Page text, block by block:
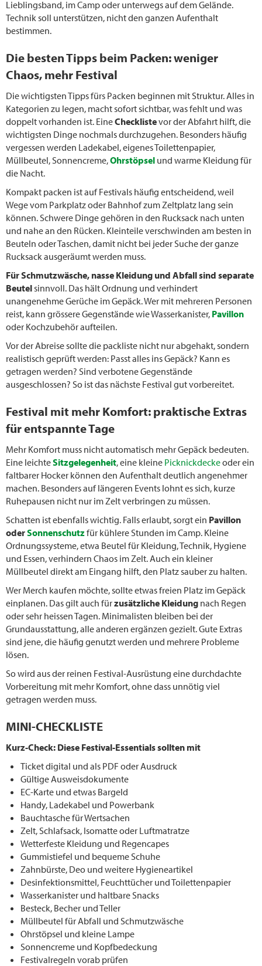
Lieblingsband, im Camp oder unterwegs auf dem Gelände.
Technik soll unterstützen, nicht den ganzen Aufenthalt
bestimmen.
Die besten Tipps beim Packen: weniger
Chaos, mehr Festival
Die wichtigsten Tipps fürs Packen beginnen mit Struktur. Alles in
Kategorien zu legen, macht sofort sichtbar, was fehlt und was
doppelt vorhanden ist. EineChecklistevor der Abfahrt hilft, die
wichtigsten Dinge nochmals durchzugehen. Besonders häufig
vergessen werden Ladekabel, eigenes Toilettenpapier,
Müllbeutel, Sonnencreme,Ohrstöpsel und warme Kleidung für
die Nacht.
Kompakt packen ist auf Festivals häufig entscheidend, weil
Wege vom Parkplatz oder Bahnhof zum Zeltplatz lang sein
können. Schwere Dinge gehören in den Rucksack nach unten
und nahe an den Rücken. Kleinteile verschwinden am besten in
Beuteln oder Taschen, damit nicht bei jeder Suche der ganze
Rucksack ausgeräumt werden muss.
Für Schmutzwäsche, nasse Kleidung und Abfall sind separate
Beutel sinnvoll. Das hält Ordnung und verhindert
unangenehme Gerüche im Gepäck. Wer mit mehreren Personen
reist, kann grössere Gegenstände wie Wasserkanister, Pavillon
oder Kochzubehör aufteilen.
Vor der Abreise sollte die packliste nicht nur abgehakt, sondern
realistisch geprüft werden: Passt alles ins Gepäck? Kann es
getragen werden? Sind verbotene Gegenstände
ausgeschlossen? So ist das nächste Festival gut vorbereitet.
Festival mit mehr Komfort: praktische Extras
für entspannte Tage
Mehr Komfort muss nicht automatisch mehr Gepäck bedeuten.
Eine leichteSitzgelegenheit, eine kleine Picknickdeckeoder ein
faltbarer Hocker können den Aufenthalt deutlich angenehmer
machen. Besonders auf längeren Events lohnt es sich, kurze
Ruhepausen nicht nur im Zelt verbringen zu müssen.
Schatten ist ebenfalls wichtig. Falls erlaubt, sorgt ein Pavillon
oderSonnenschutzfür kühlere Stunden im Camp. Kleine
Ordnungssysteme, etwa Beutel für Kleidung, Technik, Hygiene
und Essen, verhindern Chaos im Zelt. Auch ein kleiner
Müllbeutel direkt am Eingang hilft, den Platz sauber zu halten.
Wer Merch kaufen möchte, sollte etwas freien Platz im Gepäck
einplanen. Das gilt auch fürzusätzliche Kleidung nach Regen
oder sehr heissen Tagen. Minimalisten bleiben bei der
Grundausstattung, alle anderen ergänzen gezielt. Gute Extras
sind jene, die häufig genutzt werden und mehrere Probleme
lösen.
So wird aus der reinen Festival-Ausrüstung eine durchdachte
Vorbereitung mit mehr Komfort, ohne dass unnötig viel
getragen werden muss.
MINI-CHECKLISTE
Kurz-Check: Diese Festival-Essentials sollten mit
Ticket digital und als PDF oder Ausdruck
Gültige Ausweisdokumente
EC-Karte und etwas Bargeld
Handy, Ladekabel und Powerbank
Bauchtasche für Wertsachen
Zelt, Schlafsack, Isomatte oder Luftmatratze
Wetterfeste Kleidung und Regencapes
Gummistiefel und bequeme Schuhe
Zahnbürste, Deo und weitere Hygieneartikel
Desinfektionsmittel, Feuchttücher und Toilettenpapier
Wasserkanister und haltbare Snacks
Besteck, Becher und Teller
Müllbeutel für Abfall und Schmutzwäsche
Ohrstöpsel und kleine Lampe
Sonnencreme und Kopfbedeckung
Festivalregeln vorab prüfen